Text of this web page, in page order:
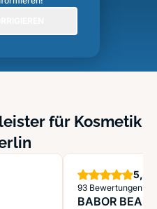
für Kosmetik
5,0
93 Bewertungen
BABOR